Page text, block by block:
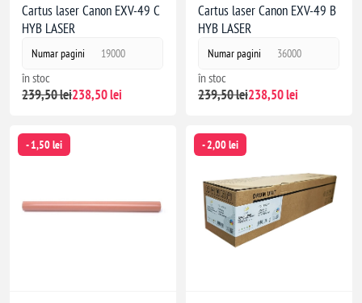
Cartus laser Canon EXV-49 C
HYB LASER
Numar pagini 19000
în stoc
239,50 lei238,50 lei
Cartus laser Canon EXV-49 B
HYB LASER
Numar pagini 36000
în stoc
239,50 lei238,50 lei
- 1,50 lei - 2,00 lei